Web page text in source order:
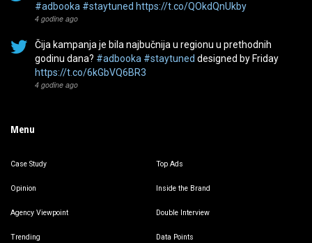
#adbooka #staytuned https://t.co/QOkdQnUkby
4 godine ago
Čija kampanja je bila najbučnija u regionu u prethodnih
godinu dana? #adbooka #staytuned designed by Friday
https://t.co/6kGbVQ6BR3
4 godine ago
Menu
Case Study Top Ads
Opinion Inside the Brand
Agency Viewpoint Double Interview
Trending Data Points